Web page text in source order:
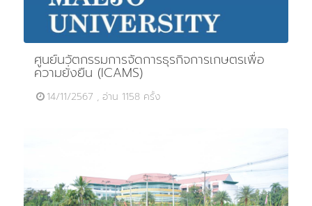
ศูนย์นวัตกรรมการจัดการธุรกิจการเกษตรเพื่อ
ความยั่งยืน (ICAMS)
14/11/2567 , อ่าน 1158 ครั้ง